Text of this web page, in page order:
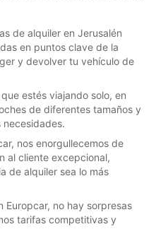
de alquiler en Jerusalén
en puntos clave de la
y devolver tu vehículo de
estés viajando solo, en
de diferentes tamaños y
nos enorgullecemos de
al cliente excepcional,
de alquiler sea lo más
Europcar, no hay sorpresas
tarifas competitivas y